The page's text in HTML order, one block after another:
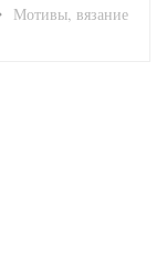
Мотивы, вязание